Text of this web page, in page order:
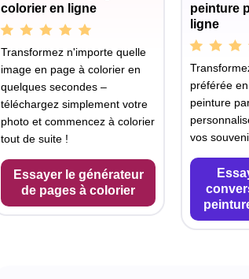
colorier en ligne
Transformez n'importe quelle
image en page à colorier en
quelques secondes –
téléchargez simplement votre
photo et commencez à colorier
tout de suite !
Essayer le générateur
de pages à colorier
peinture
ligne
préférée
peinture
vos